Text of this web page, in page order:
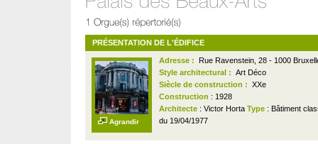
PRÉSENTATION DE L'ÉDIFICE
Agrandir
Adresse :
Rue Ravenstein, 28 - 1000
Style architectural : Art Déco
Siècle de construction : XXe
Construction : 1928
Architecte : Victor Horta Type : Bâtiment
du 19/04/1977